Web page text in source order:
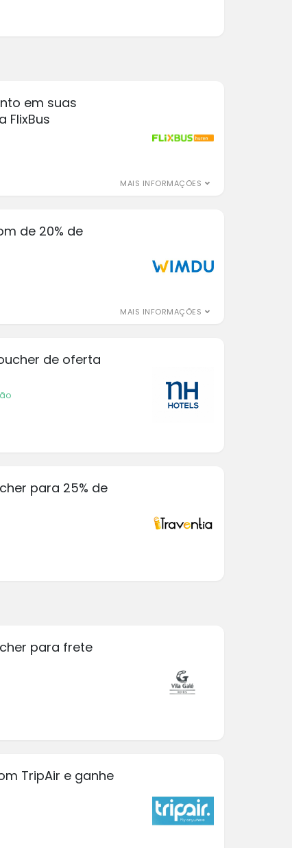
em suas
FlixBus
MAIS INFORMAÇÕES
de 20% de
MAIS INFORMAÇÕES
de oferta
para 25% de
para frete
TripAir e ganhe